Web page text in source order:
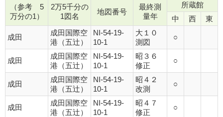
（参考 5
万分の1）
2万5千分の
1図名
地図番号
最終測
量年
所蔵館
中
西 東
成田
成田国際空
港（五辻）
NI-54-19-
10-1
大１０
測図
○
成田
成田国際空
港（五辻）
NI-54-19-
10-1
昭３６
修正
○
成田
成田国際空
港（五辻）
NI-54-19-
10-1
昭４２
改測
○
成田
成田国際空
港（五辻）
NI-54-19-
10-1
昭４７
修正
○